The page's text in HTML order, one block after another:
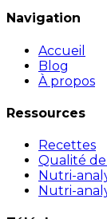
Navigation
Accueil
Blog
À propos
Ressources
Recettes
Qualité
Nutri-
Nutri-